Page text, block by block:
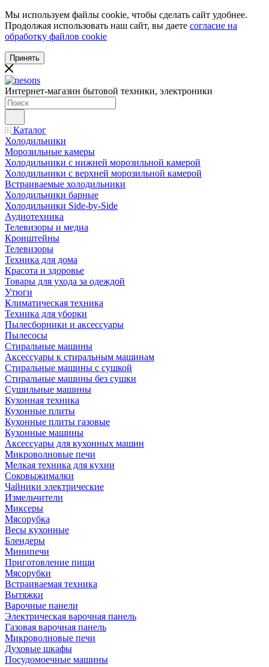
Мы используем файлы cookie, чтобы сделать сайт удобнее.
Продолжая использовать наш сайт, вы даете согласие на
обработку файлов cookie
Принять
Интернет-магазин бытовой техники, электроники
Каталог
Холодильники
Морозильные камеры
Холодильники с нижней морозильной камерой
Холодильники с верхней морозильной камерой
Встраиваемые холодильники
Холодильники барные
Холодильники Side-by-Side
Аудиотехника
Телевизоры и медиа
Кронштейны
Телевизоры
Техника для дома
Красота и здоровье
Товары для ухода за одеждой
Утюги
Климатическая техника
Техника для уборки
Пылесборники и аксессуары
Пылесосы
Стиральные машины
Аксессуары к стиральным машинам
Стиральные машины с сушкой
Стиральные машины без сушки
Сушильные машины
Кухонная техника
Кухонные плиты
Кухонные плиты газовые
Кухонные машины
Аксессуары для кухонных машин
Микроволновые печи
Мелкая техника для кухни
Соковыжималки
Чайники электрические
Измельчители
Миксеры
Мясорубка
Весы кухонные
Блендеры
Минипечи
Приготовление пищи
Мясорубки
Встраиваемая техника
Вытяжки
Варочные панели
Электрическая варочная панель
Газовая варочная панель
Микроволновые печи
Духовые шкафы
Посудомоечные машины